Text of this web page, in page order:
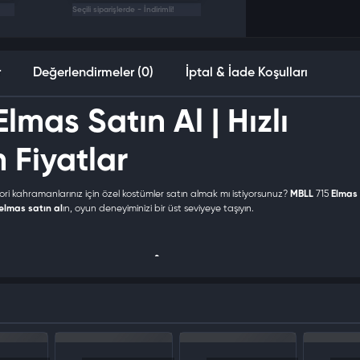
Seçili siparişlerde - İndirimli!
Değerlendirmeler (0) İptal & İade Koşulları
Satın Al | Hızlı
Fiyatlar
için özel kostümler satın almak mı istiyorsunuz? MBLL715Elmas
satın al ın, oyun deneyiminizi bir üst seviyeye taşıyın.
Oyun deneyiminizi zenginleştirmek ve rakiplerinizin önüne geçmek için